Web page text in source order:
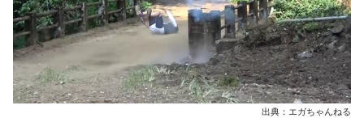
出典：エガちゃんねる